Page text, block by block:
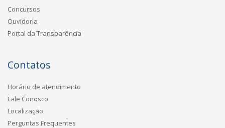
Concursos
Ouvidoria
Portal da Transparência
Contatos
Horário de atendimento
Fale Conosco
Localização
Perguntas Frequentes